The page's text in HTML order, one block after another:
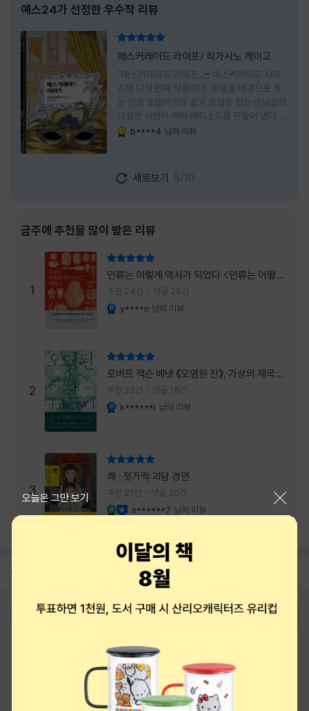
예스24가 선정한 우수작 리뷰
매스커레이드 라이프/ 히가시노 게이고
『매스커레이드 라이프』는 매스커레이드 시리
즈의 다섯 번째 작품이다. 호텔을 배경으로 하
는 만큼 호텔리어의 삶과 호텔을 찾는 손님들의
다양한 사연이 여러 에피소드를 만들어 낸다.
주인공은 호텔리어로서의 완벽함을 꿈꾸는 야
는 과정에서 나오미가 다치게 되자, 고스케는
모든 책임을 지고 형사직에서 물러난다. 하지만
을 받게 된다. 그렇게 끝난 4권 이후, 나는 5권
이 출간되기만을 기다렸다. 형사가 아닌 호텔리
어가 된 닛타 고스케의 모습이 무척 궁금했기
때문이다. 그동안 호텔에서 잠복 수사를 하며
어설픈 호텔리어의 가면을 쓰고 있었다면, 이제
는 가면
b****4 님의 리뷰
새로보기 5/10
금주에 추천을 많이 받은 리뷰
1
인류는 이렇게 역사가 되었다 <인류는 어떻게
역사가 되었나>
추천 24건 댓글 25건
y****n 님의 리뷰
2
로버트 잭슨 베넷 《오염된 잔》, 가상의 제국이
주는 실감과 미스터리 사건의 치밀함이 이루어
내는 최상의 시너지...
추천 22건 댓글 18건
k******i 님의 리뷰
3
쾌 : 젓가락 괴담 경연
추천 21건 댓글 20건
s******7 님의 리뷰
공지 8월 상품권+쿠폰+결제+추천 혜택모음
2026-08-01
오늘은 그만 보기
로그인 최근 본 상품 주문/배송
티켓 1544-6399
eBook 1:1문의/채팅상담
예스이십사(주) 사업자 정보
이용약관
개인정보처리방침
청소년보호정책